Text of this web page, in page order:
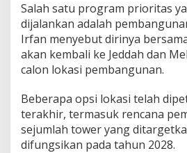
Salah satu program prioritas
dijalankan adalah
Irfan menyebut dirinya
akan kembali ke Jeddah dan
calon lokasi pembangunan.
Beberapa opsi lokasi telah
terakhir, termasuk rencana
sejumlah tower yang
difungsikan pada tahun 2028.